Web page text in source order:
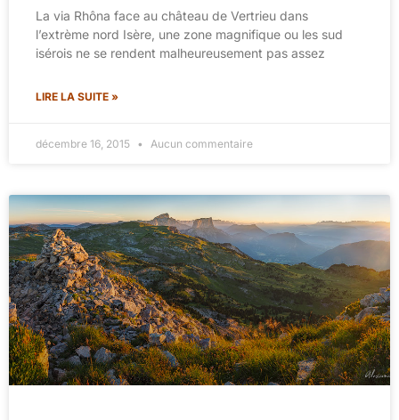
La via Rhôna face au château de Vertrieu dans
l’extrème nord Isère, une zone magnifique ou les sud
isérois ne se rendent malheureusement pas assez
LIRE LA SUITE »
décembre 16, 2015 Aucun commentaire